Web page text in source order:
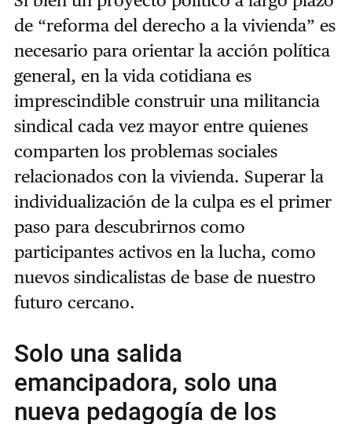
de “reforma del derecho a la vivienda” es
necesario para orientar la acción política
general, en la vida cotidiana es
imprescindible construir una militancia
sindical cada vez mayor entre quienes
comparten los problemas sociales
relacionados con la vivienda. Superar la
individualización de la culpa es el primer
paso para descubrirnos como
participantes activos en la lucha, como
nuevos sindicalistas de base de nuestro
futuro cercano.
Solo una salida
emancipadora, solo una
nueva pedagogía de los